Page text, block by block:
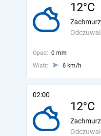
12°C
Opad: 0 mm
Wiatr:
6 km/h
02:00
12°C